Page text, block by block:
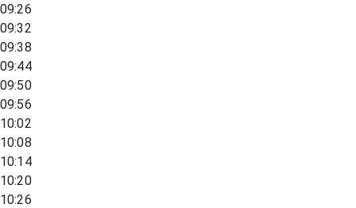
09:26
09:32
09:38
09:44
09:50
09:56
10:02
10:08
10:14
10:20
10:26